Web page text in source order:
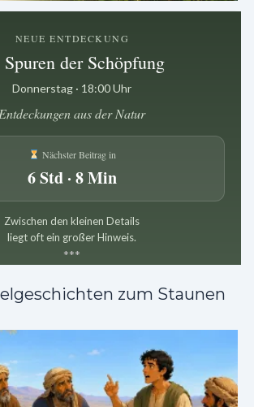
NEUE ENTDECKUNG
Spuren der Schöpfung
Donnerstag · 18:00 Uhr
Entdeckungen aus der Natur
Nächster Beitrag in
6 Std · 8 Min
Zwischen den kleinen Details
liegt oft ein großer Hinweis.
***
zum Staunen